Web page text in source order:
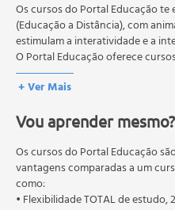
Provedor/CatalisadorO
Estilo Aglutinador/
Provedor pode ser
Vendedor/
mais eficaz quando:O Estilo
Alcançar o Sucesso
Os cursos do Portal Educação
(Educação a Distância), com
estimulam a interatividade e a
O Portal Educação oferece
qualificação profissional. São
profissional conhecimentos que
O MEC (Ministério da Educação),
educação em geral, mas
pós-graduação. Os cursos
autorizados pelas Secretarias
+ Ver Mais
Vou aprender mesmo?
Os cursos do Portal Educação
vantagens comparadas a um
como:
• Flexibilidade TOTAL de